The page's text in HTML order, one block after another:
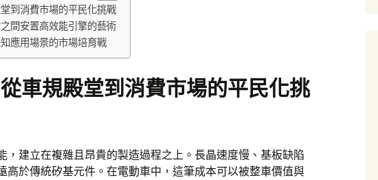
到消費市場的平民化挑戰
間安置高效能引擎的藝術
應用場景的市場培育戰
車規殿堂到消費市場的平民化挑
，建立在複雜且昂貴的製造過程之上。長晶速度慢、基板缺陷
高於傳統矽基元件。在電動車中，這筆成本可以被整車價值與